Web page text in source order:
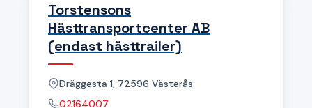
Torstensons
Hästtransportcenter AB
(endast hästtrailer)
Dräggesta 1, 72596 Västerås
02164007